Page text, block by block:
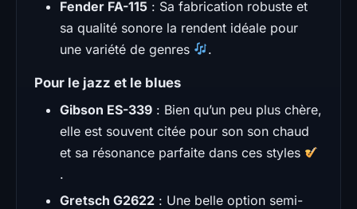
Fender FA-115 : Sa fabrication robuste et
sa qualité sonore la rendent idéale pour
une variété de genres
.
Pour le jazz et le blues
Gibson ES-339 : Bien qu’un peu plus chère,
elle est souvent citée pour son son chaud
et sa résonance parfaite dans ces styles
.
Gretsch G2622 : Une belle option semi-